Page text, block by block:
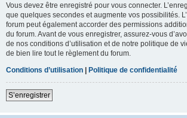
Vous devez être enregistré pour vous connecter.
que quelques secondes et augmente vos possibilités.
forum peut également accorder des permissions
du forum. Avant de vous enregistrer, assurez-vous
de nos conditions d’utilisation et de notre politique de
de bien lire tout le règlement du forum.
Conditions d’utilisation | Politique de confidentialité
S’enregistrer